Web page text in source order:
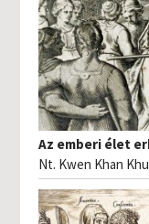
Az emberi élet
Nt. Kwen Khan